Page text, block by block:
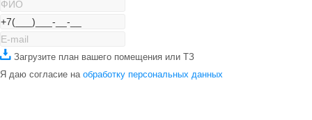
Загрузите план вашего помещения или ТЗ
Я даю согласие на обработку персональных данных